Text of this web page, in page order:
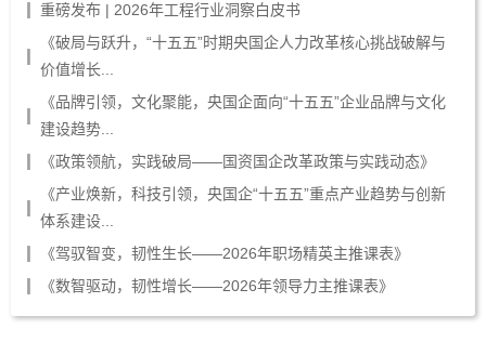
重磅发布 | 2026年工程行业洞察白皮书
《破局与跃升，“十五五”时期央国企人力改革核心挑战破解与
价值增长...
《品牌引领，文化聚能，央国企面向“十五五”企业品牌与文化
建设趋势...
《政策领航，实践破局——国资国企改革政策与实践动态》
《产业焕新，科技引领，央国企“十五五”重点产业趋势与创新
体系建设...
《驾驭智变，韧性生长——2026年职场精英主推课表》
《数智驱动，韧性增长——2026年领导力主推课表》